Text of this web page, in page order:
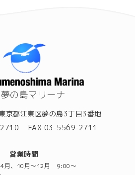
の島マリーナ
京都江東区夢の島3丁目3番地
FAX 03-5569-2711
営業時間
4月、10月～12月 9:00～